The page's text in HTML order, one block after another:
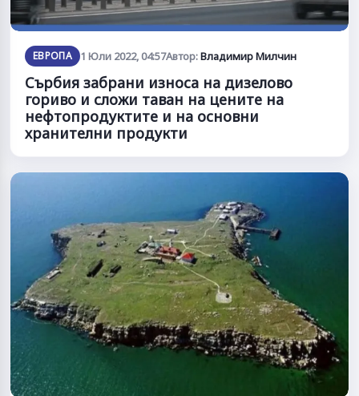
ЕВРОПА 1 Юли 2022, 04:57Автор:Владимир Милчин
Сърбия забрани износа на дизелово
гориво и сложи таван на цените на
нефтопродуктите и на основни
хранителни продукти